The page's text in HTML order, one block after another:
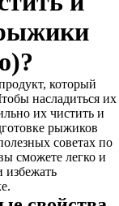
который
насладиться их
их чистить и
рыжиков
советах по
сможете легко и
избежать